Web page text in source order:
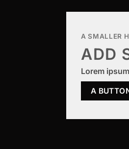
A SMALLER
ADD
Lorem
A